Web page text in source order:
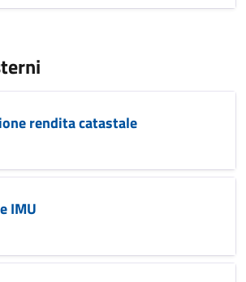
rendita catastale
IMU